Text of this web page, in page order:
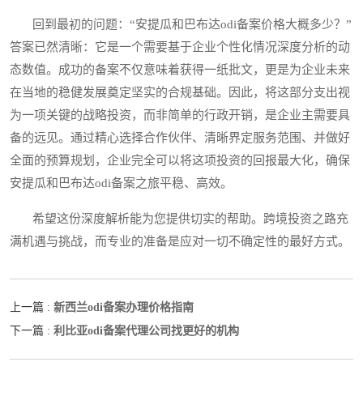
回到最初的问题：“安提瓜和巴布达odi备案价格大概多少？”
答案已然清晰：它是一个需要基于企业个性化情况深度分析的动
态数值。成功的备案不仅意味着获得一纸批文，更是为企业未来
在当地的稳健发展奠定坚实的合规基础。因此，将这部分支出视
为一项关键的战略投资，而非简单的行政开销，是企业主需要具
备的远见。通过精心选择合作伙伴、清晰界定服务范围、并做好
全面的预算规划，企业完全可以将这项投资的回报最大化，确保
安提瓜和巴布达odi备案之旅平稳、高效。
希望这份深度解析能为您提供切实的帮助。跨境投资之路充
满机遇与挑战，而专业的准备是应对一切不确定性的最好方式。
上一篇 : 新西兰odi备案办理价格指南
下一篇 : 利比亚odi备案代理公司找更好的机构